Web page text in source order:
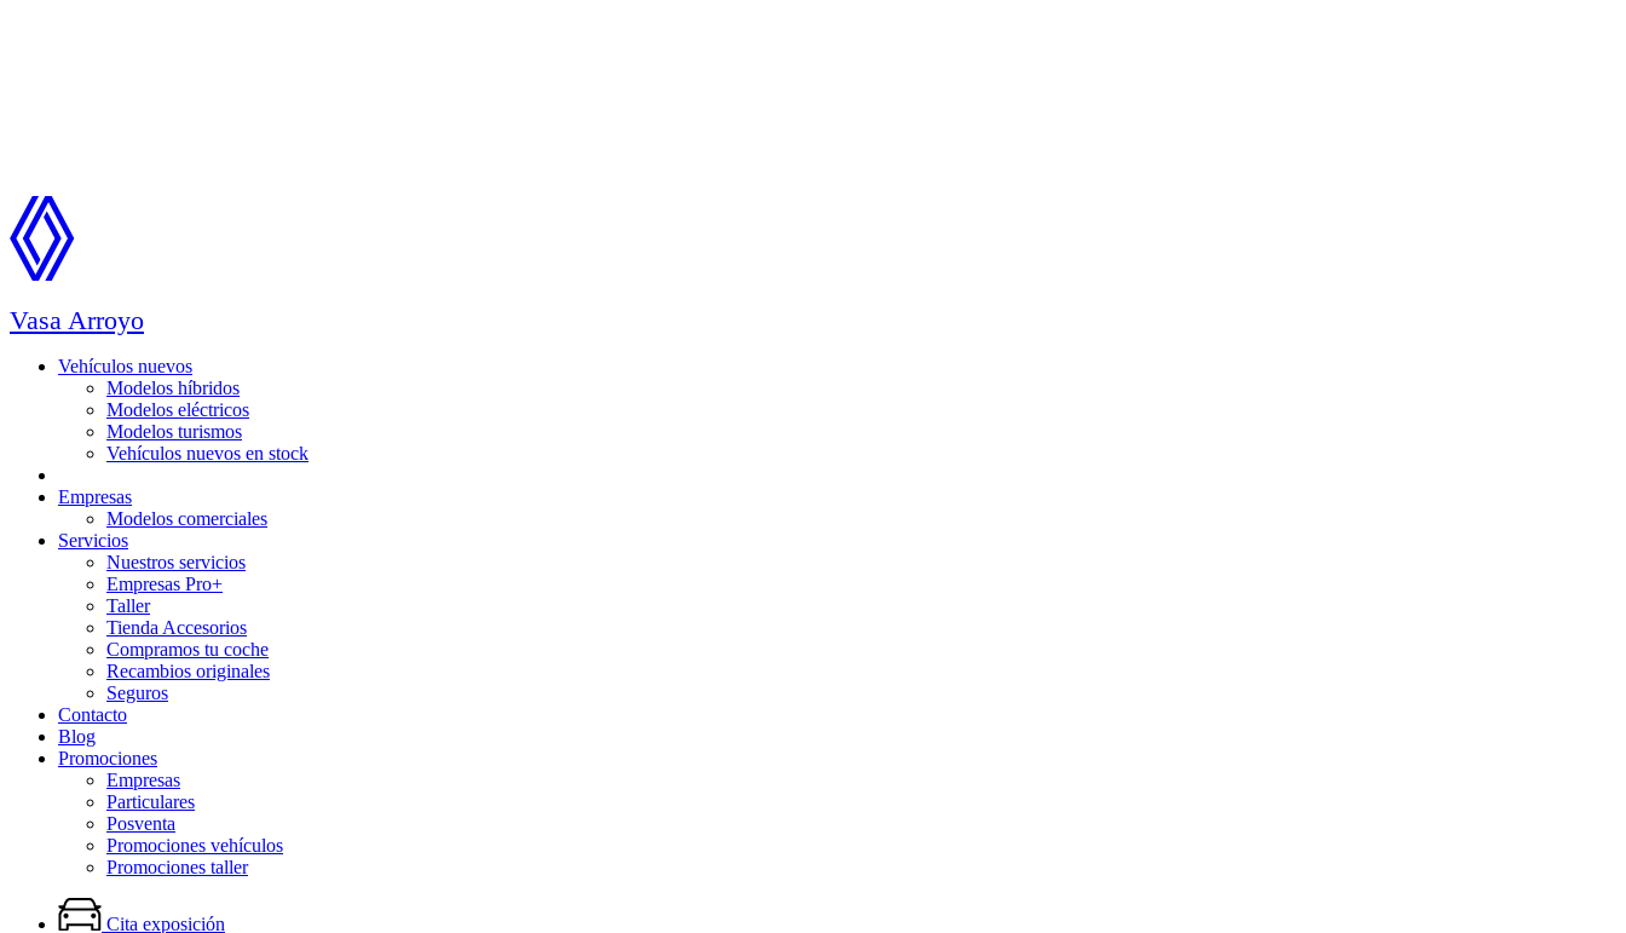
Vasa Arroyo
Vehículos nuevos
Modelos híbridos
Modelos eléctricos
Modelos turismos
Vehículos nuevos en stock
Empresas
Modelos comerciales
Servicios
Nuestros servicios
Empresas Pro+
Taller
Tienda Accesorios
Compramos tu coche
Recambios originales
Seguros
Contacto
Blog
Promociones
Empresas
Particulares
Posventa
Promociones vehículos
Promociones taller
Cita exposición